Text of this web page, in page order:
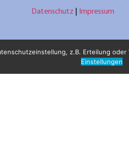
Datenschutz Impressum
z.B. Erteilung
Einstellungen